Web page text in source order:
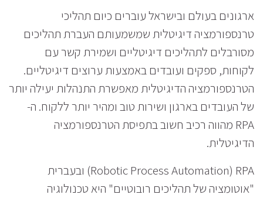
ארגונים בעולם ובישראל עוברים כיום תהליכי
טרנספורמציה דיגיטלית שמשמעותם העברת תהליכים
מסורבלים לתהליכים דיגיטליים ושמירת קשר עם
לקוחות, ספקים ועובדים באמצעות ערוצים דיגיטליים.
הטרנספורמציה הדיגיטלית מאפשרת התנהלות יעילה יותר
של העובדים בארגון ושירות טוב ומהיר יותר ללקוח. ה-
RPA מהווה רכיב חשוב בתפיסת הטרנספורמציה
הדיגיטלית.
Robotic Process Automation) RPA) ובעברית
"אוטומציה של תהליכים רובוטיים" היא טכנולוגיה